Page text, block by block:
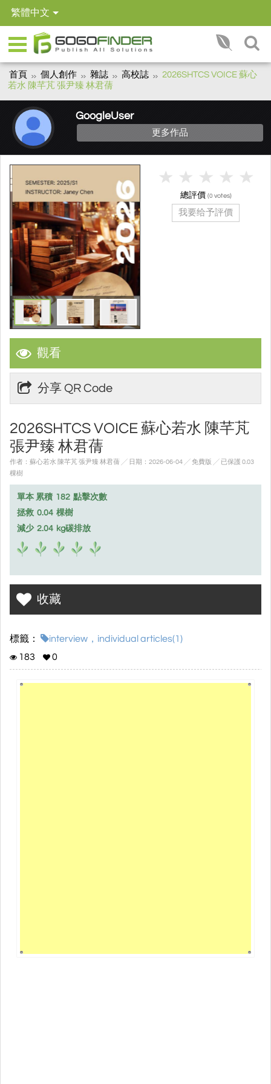
繁體中文
首頁 個人創作 雜誌 高校誌
2026SHTCS VOICE 蘇心
若水 陳芊芃 張尹臻 林君蒨
GoogleUser
更多作品
觀看
分享 QR Code
2026SHTCS VOICE 蘇心若水 陳芊芃
張尹臻 林君蒨
作者：蘇心若水 陳芊芃 張尹臻 林君蒨 ╱ 日期：2026-06-04 ╱ 免費版 ╱ 已保護 0.03
棵樹
單本 累積 182 點擊次數
拯救 0.04 棵樹
減少 2.04 kg碳排放
收藏
標籤：
interview，individual articles(1)
183
0
總評價 (0 votes)
我要给予評價